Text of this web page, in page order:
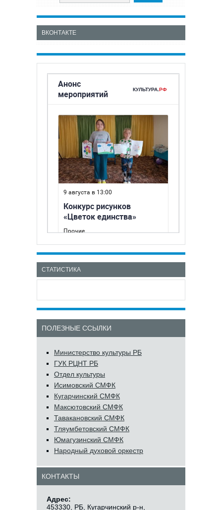
ВКОНТАКТЕ
СТАТИСТИКА
ПОЛЕЗНЫЕ ССЫЛКИ
Министерство культуры РБ
ГУК РЦНТ РБ
Отдел культуры
Исимовский СМФК
Кугарчинский СМФК
Максютовский СМФК
Тавакановский СМФК
Тляумбетовский СМФК
Юмагузинский СМФК
Народный духовой оркестр
КОНТАКТЫ
Адрес:
453330, РБ, Кугарчинский р-н,